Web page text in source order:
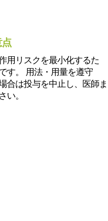
点
用リスクを最小化するた
す。 用法・用量を遵守
合は投与を中止し、医師ま
い。